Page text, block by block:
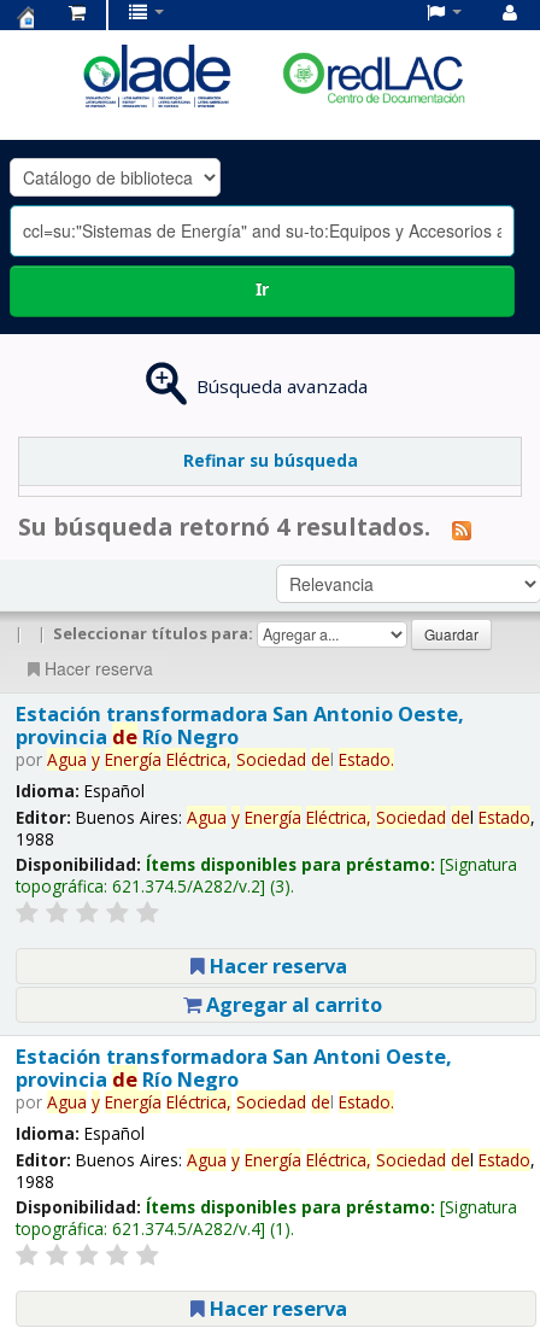
OLADE
-
Ir
Búsqueda avanzada
Refinar su búsqueda
Su búsqueda retornó 4 resultados.
| | Seleccionar títulos para:
Hacer reserva
Estación transformadora San Antonio Oeste,
provincia deRío Negro
por Agua y Energía Eléctrica, Sociedad del Estado.
Idioma: Español
Editor: Buenos Aires: Agua y Energía Eléctrica, Sociedad del Estado,
1988
Disponibilidad: Ítems disponibles para préstamo: Signatura
topográfica: 621.374.5/A282/v.2 (3).
Hacer reserva
Agregar al carrito
Estación transformadora San Antoni Oeste,
provincia deRío Negro
por Agua y Energía Eléctrica, Sociedad del Estado.
Idioma: Español
Editor: Buenos Aires: Agua y Energía Eléctrica, Sociedad del Estado,
1988
Disponibilidad: Ítems disponibles para préstamo: Signatura
topográfica: 621.374.5/A282/v.4 (1).
Hacer reserva